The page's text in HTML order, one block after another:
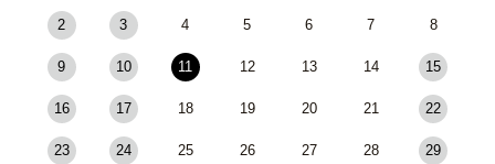
2 3 4 5 6 7 8
9 10 11 12 13 14 15
16 17 18 19 20 21 22
23 24 25 26 27 28 29